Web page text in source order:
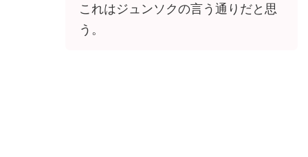
これはジュンソクの言う通りだと思
う。